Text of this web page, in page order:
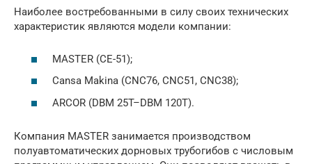
Наиболее востребованными в силу своих технических
характеристик являются модели компании:
MASTER (СЕ-51);
Cansa Makina (CNC76, CNC51, CNC38);
ARCOR (DBM 25T–DBM 120T).
Компания MASTER занимается производством
полуавтоматических дорновых трубогибов с числовым